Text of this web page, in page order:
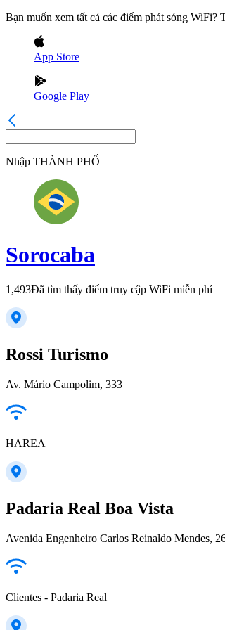
Bạn muốn xem tất cả các điểm phát sóng
App Store
Google Play
Nhập THÀNH PHỐ
Sorocaba
1,493Đã tìm thấy điểm truy cập WiFi miễn phí
Rossi Turismo
Av. Mário Campolim, 333
HAREA
Padaria Real Boa Vista
Avenida Engenheiro Carlos Reinaldo Mendes,
Clientes - Padaria Real